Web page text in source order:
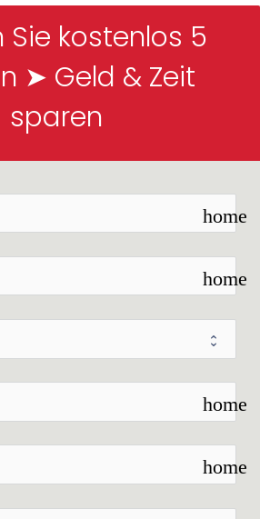
Sie kostenlos 5
➤ Geld & Zeit
sparen
home
home
home
home